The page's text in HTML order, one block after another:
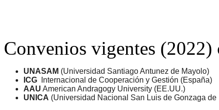
Convenios vigentes (2022)
UNASAM (Universidad Santiago Antunez de Mayolo)
ICG
Internacional de Cooperación y Gestión (España)
AAU American Andragogy University (EE.UU.)
UNICA (Universidad Nacional San Luis de Gonzaga